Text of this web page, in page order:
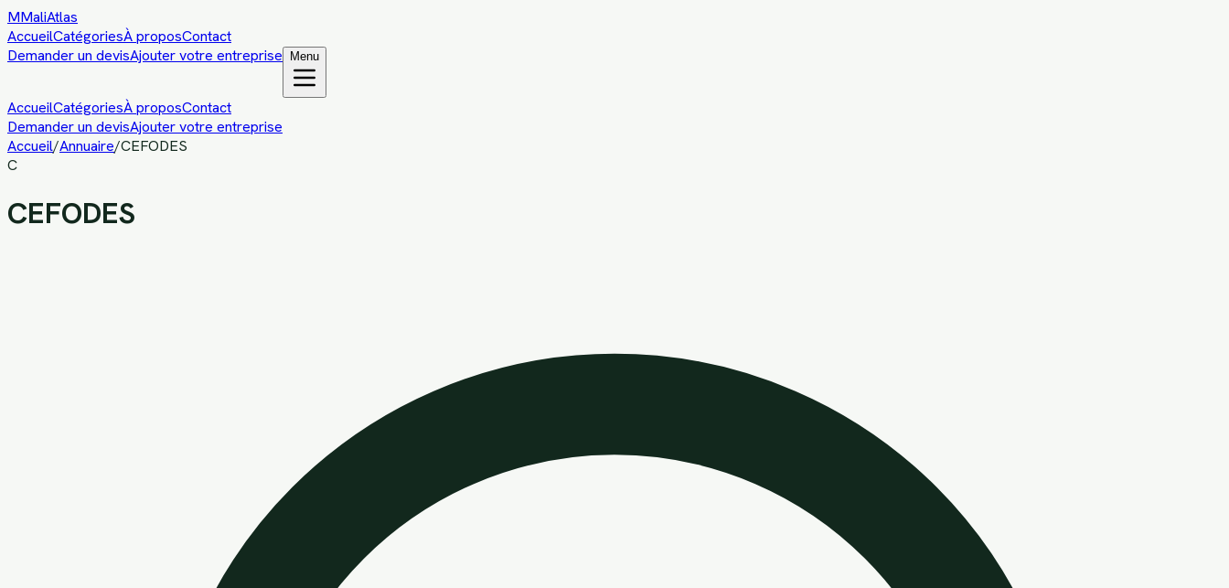
MMaliAtlas
AccueilCatégoriesÀ proposContact
Demander un devisAjouter votre entreprise Menu
AccueilCatégoriesÀ proposContact
Demander un devisAjouter votre entreprise
Accueil/Annuaire/CEFODES
C
CEFODES